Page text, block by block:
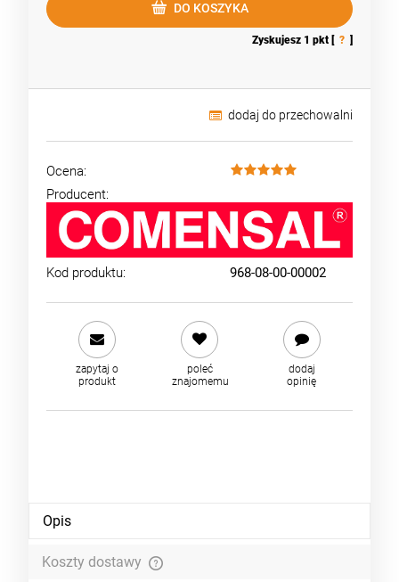
DO KOSZYKA
Zyskujesz 1 pkt [ ? ]
dodaj do przechowalni
Ocena:
Producent:
Kod produktu: 968-08-00-00002
zapytaj o
produkt
poleć
znajomemu
dodaj
opinię
Opis
Koszty dostawy